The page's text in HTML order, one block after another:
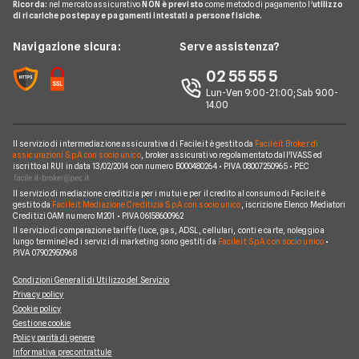
News
Contatti
Miglior Fornitore Gas
A2A
Edison
Iren
Optima
Sorgenia
Fornitori Energetici
Glossario Gas e Luce
Notizie Luce e Gas
Argomenti in evidenza Gas e Luce
Ricorda: nel mercato assicurativo NON è previsto come metodo di pagamento l'utilizzo
di ricariche postepay e pagamenti intestati a persone fisiche.
Navigazione sicura: Serve assistenza?
02 55 55 5
Lun-Ven 9:00-21:00; Sab 9.00-
14.00
Il servizio di intermediazione assicurativa di Facile.it è gestito da Facile.it Broker di
assicurazioni S.p.A. con socio unico, broker assicurativo regolamentato dall'IVASS ed
iscritto al RUI in data 13/02/2014 con numero B000480264 • P.IVA 08007250965 • PEC
Il servizio di mediazione creditizia per i mutui e per il credito al consumo di Facile.it è
gestito da Facile.it Mediazione Creditizia S.p.A. con socio unico , iscrizione Elenco Mediatori
Creditizi OAM numero M201 • P.IVA 06158600962
Il servizio di comparazione tariffe (luce, gas, ADSL, cellulari, conti e carte, noleggio a
lungo termine) ed i servizi di marketing sono gestiti da Facile.it S.p.A. con socio unico•
P.IVA 07902950968
Condizioni Generali di Utilizzo del Servizio
Privacy policy
Cookie policy
Gestione cookie
Policy parità di genere
Informativa precontrattule